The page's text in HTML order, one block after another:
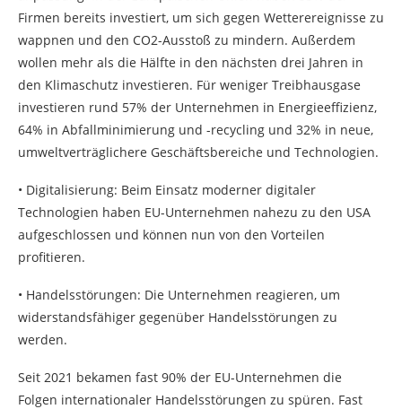
Firmen bereits investiert, um sich gegen Wetterereignisse zu
wappnen und den CO2-Ausstoß zu mindern. Außerdem
wollen mehr als die Hälfte in den nächsten drei Jahren in
den Klimaschutz investieren. Für weniger Treibhausgase
investieren rund 57% der Unternehmen in Energieeffizienz,
64% in Abfallminimierung und -recycling und 32% in neue,
umweltverträglichere Geschäftsbereiche und Technologien.
• Digitalisierung: Beim Einsatz moderner digitaler
Technologien haben EU-Unternehmen nahezu zu den USA
aufgeschlossen und können nun von den Vorteilen
profitieren.
• Handelsstörungen: Die Unternehmen reagieren, um
widerstandsfähiger gegenüber Handelsstörungen zu
werden.
Seit 2021 bekamen fast 90% der EU-Unternehmen die
Folgen internationaler Handelsstörungen zu spüren. Fast